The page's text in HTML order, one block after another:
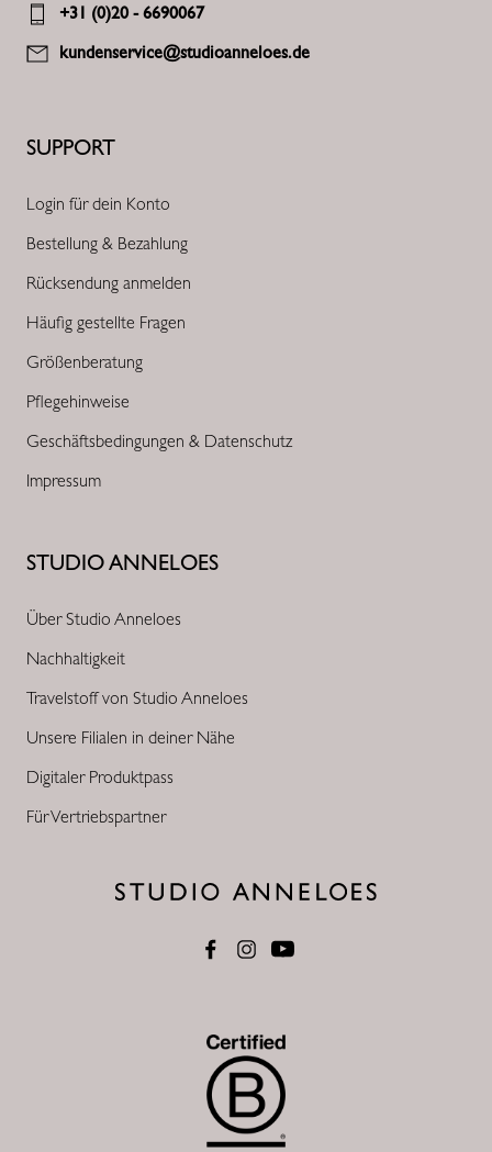
STUDIO ANNELOES
Über Studio Anneloes
Nachhaltigkeit
Travelstoff von Studio Anneloes
Unsere Filialen in deiner Nähe
Digitaler Produktpass
Für Vertriebspartner
SUPPORT
Login für dein Konto
Bestellung & Bezahlung
Rücksendung anmelden
Häufig gestellte Fragen
Größenberatung
Pflegehinweise
Geschäftsbedingungen & Datenschutz
Impressum
+31 (0)20 - 6690067
kundenservice@studioanneloes.de